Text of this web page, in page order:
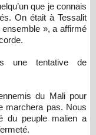
que je connais
On était à Tessalit
», a affirmé
une tentative de
du Mali pour
marchera pas. Nous
du peuple malien a